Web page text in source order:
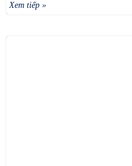
Xem tiếp »